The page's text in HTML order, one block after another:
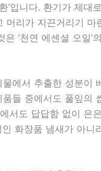
’입니다. 환기가 제대
머리가 지끈거리기 마
‘천연 에센셜 오일’
에서 추출한 성분이
품들 중에서도 풀잎의
서도 답답함 없이 은
화장품 냄새가 아니